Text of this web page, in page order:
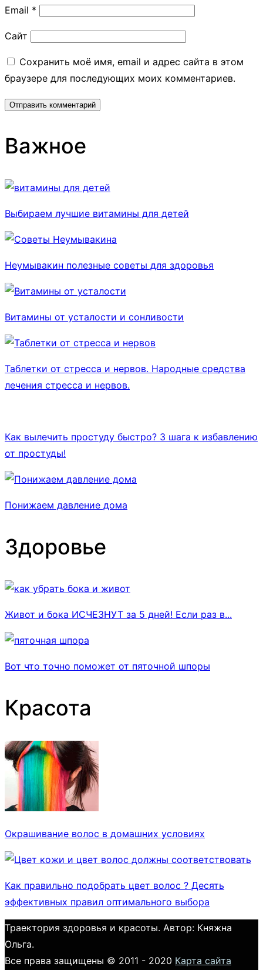
Email *
Сайт
Сохранить моё имя, email и адрес сайта в этом
браузере для последующих моих комментариев.
Важное
Выбираем лучшие витамины для детей
Неумывакин полезные советы для здоровья
Витамины от усталости и сонливости
Таблетки от стресса и нервов. Народные средства
лечения стресса и нервов.
Как вылечить простуду быстро? 3 шага к избавлению
от простуды!
Понижаем давление дома
Здоровье
Живот и бока ИСЧЕЗНУТ за 5 дней! Если раз в...
Вот что точно поможет от пяточной шпоры
Красота
Окрашивание волос в домашних условиях
Как правильно подобрать цвет волос ? Десять
эффективных правил оптимального выбора
Траектория здоровья и красоты. Автор: Княжна
Ольга.
Все права защищены © 2011 - 2020 Карта сайта